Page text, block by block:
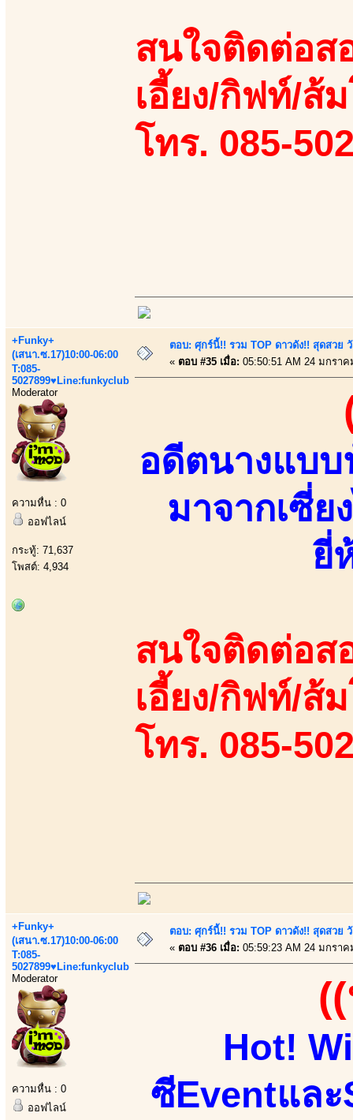
สนใจติดต่อส
เอี้ยง/กิฟท์/ส้
โทร. 085-
+Funky+
(เสนา.ซ.17)10:00-06:00
T:085-
5027899♥Line:funkyclub
Moderator
ความหื่น : 0
ออฟไลน์
กระทู้: 71,637
โพสต์: 4,934
ตอบ: ศุกร์นี้!! รวม TOP ดาวดัง!! สุดสวย
« ตอบ #35 เมื่อ: 05:50:51 AM 24 มกราค
อดีตนางแบ
มาจากเซี่ย
ยี่
สนใจติดต่อส
เอี้ยง/กิฟท์/ส้
โทร. 085-
+Funky+
(เสนา.ซ.17)10:00-06:00
T:085-
5027899♥Line:funkyclub
Moderator
ความหื่น : 0
ออฟไลน์
ตอบ: ศุกร์นี้!! รวม TOP ดาวดัง!! สุดสวย
« ตอบ #36 เมื่อ: 05:59:23 AM 24 มกราค
Hot!
ซีEventแล